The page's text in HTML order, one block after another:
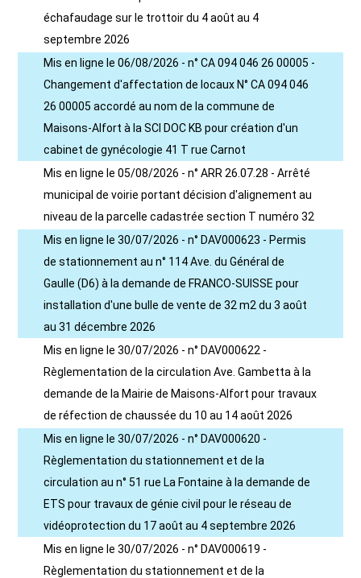
échafaudage sur le trottoir du 4 août au 4
septembre 2026
Mis en ligne le 06/08/2026 - n° CA 094 046 26 00005 -
Changement d'affectation de locaux N° CA 094 046
26 00005 accordé au nom de la commune de
Maisons-Alfort à la SCI DOC KB pour création d'un
cabinet de gynécologie 41 T rue Carnot
Mis en ligne le 05/08/2026 - n° ARR 26.07.28 - Arrêté
municipal de voirie portant décision d'alignement au
niveau de la parcelle cadastrée section T numéro 32
Mis en ligne le 30/07/2026 - n° DAV000623 - Permis
de stationnement au n° 114 Ave. du Général de
Gaulle (D6) à la demande de FRANCO-SUISSE pour
installation d'une bulle de vente de 32 m2 du 3 août
au 31 décembre 2026
Mis en ligne le 30/07/2026 - n° DAV000622 -
Règlementation de la circulation Ave. Gambetta à la
demande de la Mairie de Maisons-Alfort pour travaux
de réfection de chaussée du 10 au 14 août 2026
Mis en ligne le 30/07/2026 - n° DAV000620 -
Règlementation du stationnement et de la
circulation au n° 51 rue La Fontaine à la demande de
ETS pour travaux de génie civil pour le réseau de
vidéoprotection du 17 août au 4 septembre 2026
Mis en ligne le 30/07/2026 - n° DAV000619 -
Règlementation du stationnement et de la